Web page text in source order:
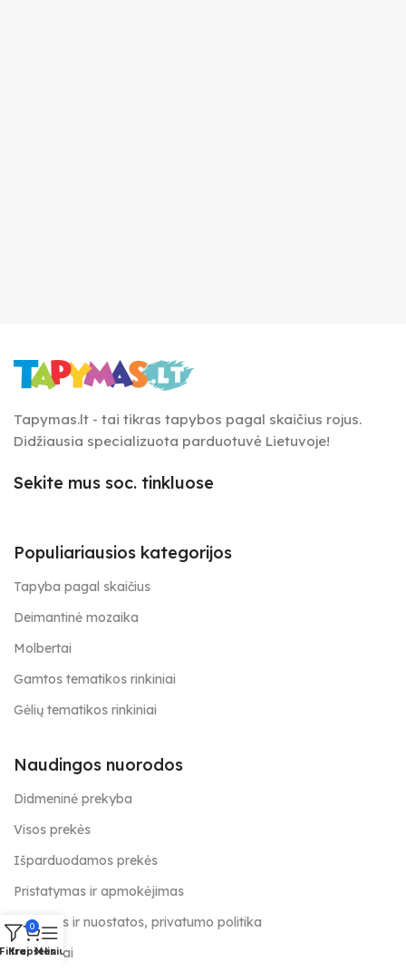
Tapymas.lt - tai tikras tapybos pagal skaičius rojus.
Didžiausia specializuota parduotuvė Lietuvoje!
Sekite mus soc. tinkluose
Populiariausios kategorijos
Tapyba pagal skaičius
Deimantinė mozaika
Molbertai
Gamtos tematikos rinkiniai
Gėlių tematikos rinkiniai
Naudingos nuorodos
Didmeninė prekyba
Visos prekės
Išparduodamos prekės
Pristatymas ir apmokėjimas
Taisyklės ir nuostatos, privatumo politika
Kontaktai
0
Krepšelis
Meniu